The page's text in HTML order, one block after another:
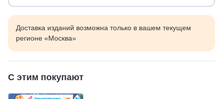
Доставка изданий возможна только в вашем текущем
регионе «Москва»
С этим покупают